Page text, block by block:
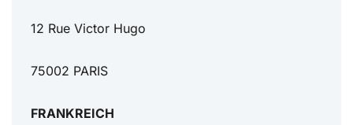
12 Rue Victor Hugo
75002 PARIS
FRANKREICH